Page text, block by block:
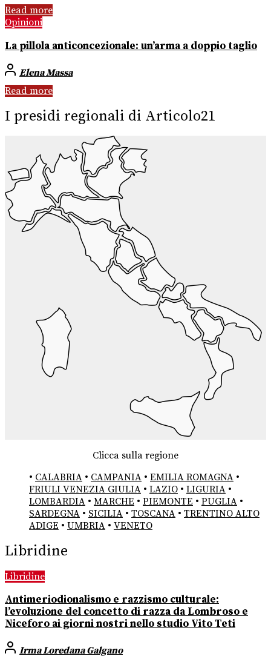
Read more
Opinioni
La pillola anticoncezionale: un’arma a doppio taglio
Elena Massa
Read more
I presidi regionali di Articolo21
Clicca sulla regione
• CALABRIA • CAMPANIA • EMILIA ROMAGNA •
FRIULI VENEZIA GIULIA • LAZIO • LIGURIA •
LOMBARDIA • MARCHE • PIEMONTE • PUGLIA •
SARDEGNA • SICILIA • TOSCANA • TRENTINO ALTO
ADIGE • UMBRIA • VENETO
Libridine
Libridine
Antimeriodionalismo e razzismo culturale:
l’evoluzione del concetto di razza da Lombroso e
Niceforo ai giorni nostri nello studio Vito Teti
Irma Loredana Galgano